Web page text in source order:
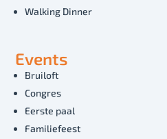
Walking Dinner
Events
Bruiloft
Congres
Eerste paal
Familiefeest